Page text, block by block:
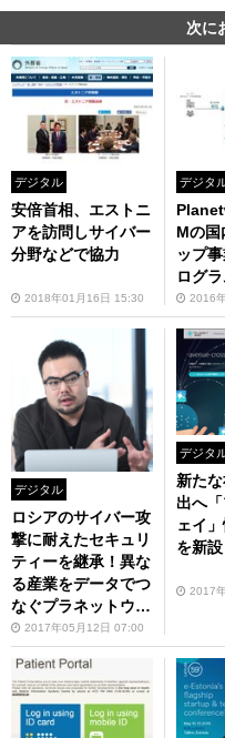
次に
デジタル
安倍首相、エストニ
アを訪問しサイバー
分野などで協力
2018年01月16日 15:30
デジタ
Mの国
ップ
ログ
2016
デジタル
ロシアのサイバー攻
撃に耐えたセキュリ
ティーを継承！異な
る産業をデータでつ
なぐプラネットウェ
イの壮大な挑戦
2017年05月12日 07:00
デジタ
新た
出へ
ェイ
を新設
2017